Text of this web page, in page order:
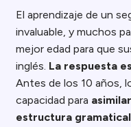
El aprendizaje de un
invaluable, y muchos
mejor edad para que
inglés. La respuesta
Antes de los 10 años,
capacidad para
estructura